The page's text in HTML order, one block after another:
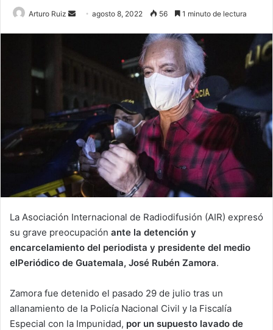
Arturo Ruiz
Sendagosto 8, 2022 56 1 minuto de lectura
La Asociación Internacional de Radiodifusión (AIR) expresó
su grave preocupación ante la detención y
encarcelamiento del periodista y presidente del medio
elPeriódico de Guatemala, José Rubén Zamora.
Zamora fue detenido el pasado 29 de julio tras un
allanamiento de la Policía Nacional Civil y la Fiscalía
Especial con la Impunidad, por un supuesto lavado de